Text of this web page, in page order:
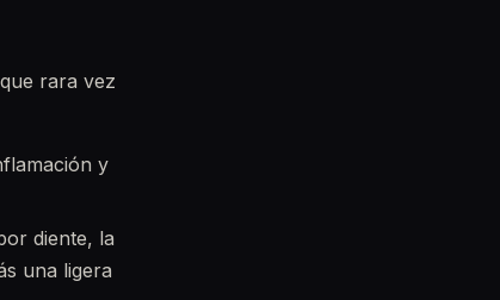
rara vez
y
diente, la
una ligera